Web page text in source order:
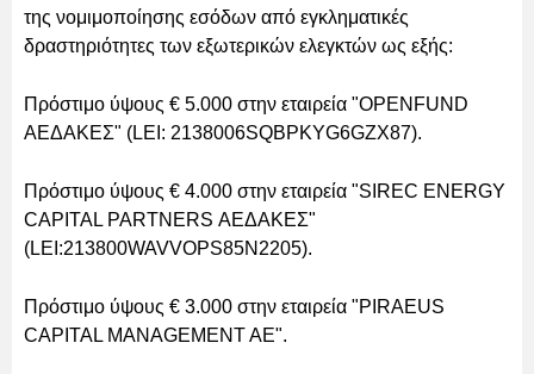
της νομιμοποίησης εσόδων από εγκληματικές
δραστηριότητες των εξωτερικών ελεγκτών ως εξής:
Πρόστιμο ύψους € 5.000 στην εταιρεία "OPENFUND
ΑΕΔΑΚΕΣ" (LEI: 2138006SQBPKYG6GZX87).
Πρόστιμο ύψους € 4.000 στην εταιρεία "SIREC ENERGY
CAPITAL PARTNERS ΑΕΔΑΚΕΣ"
(LEI:213800WAVVOPS85N2205).
Πρόστιμο ύψους € 3.000 στην εταιρεία "PIRAEUS
CAPITAL MANAGEMENT AE".